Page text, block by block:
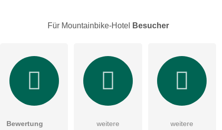
Hiermit akzeptiere ich die .
Die Datenschutzerklärunghabe ich zur Kenntnis genommen.
Für Mountainbike-Hotel Besucher
Bewertung
weitere
weitere